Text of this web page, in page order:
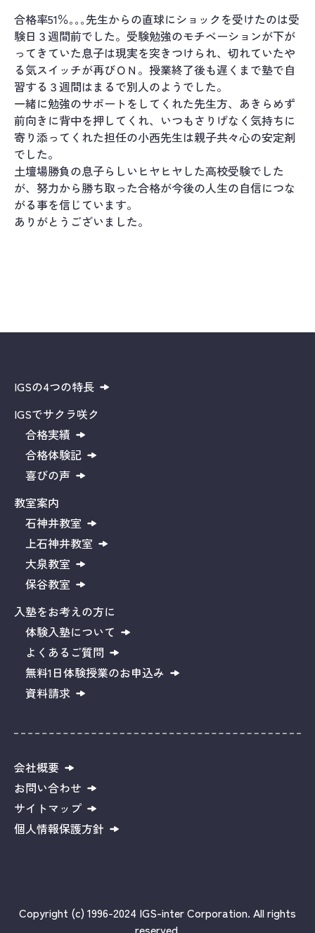
合格率51％｡｡｡先生からの直球にショックを受けたのは受
験日３週間前でした。受験勉強のモチベーションが下が
ってきていた息子は現実を突きつけられ、切れていたや
る気スイッチが再びＯＮ。授業終了後も遅くまで塾で自
習する３週間はまるで別人のようでした。
一緒に勉強のサポートをしてくれた先生方、あきらめず
前向きに背中を押してくれ、いつもさりげなく気持ちに
寄り添ってくれた担任の小西先生は親子共々心の安定剤
でした。
土壇場勝負の息子らしいヒヤヒヤした高校受験でした
が、努力から勝ち取った合格が今後の人生の自信につな
がる事を信じています。
ありがとうございました。
IGSの4つの特長
IGSでサクラ咲ク
合格実績
合格体験記
喜びの声
教室案内
石神井教室
上石神井教室
大泉教室
保谷教室
入塾をお考えの方に
体験入塾について
よくあるご質問
無料1日体験授業のお申込み
資料請求
会社概要
お問い合わせ
サイトマップ
個人情報保護方針
Copyright (c) 1996-2024 IGS-inter Corporation. All rights
reserved.